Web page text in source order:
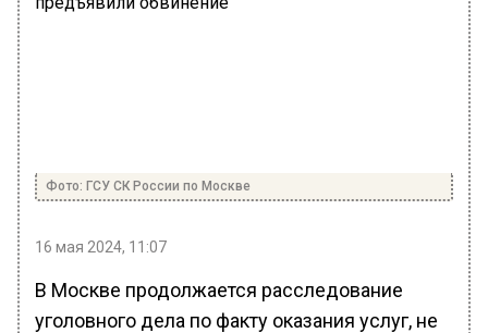
Фото: ГСУ СК России по Москве
16 мая 2024, 11:07
В Москве продолжается расследование
уголовного дела по факту оказания услуг, не